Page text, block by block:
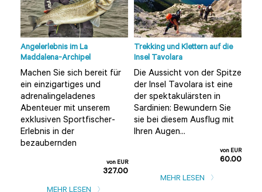
Angelerlebnis im La
Maddalena-Archipel
Machen Sie sich bereit für
ein einzigartiges und
adrenalingeladenes
Abenteuer mit unserem
exklusiven Sportfischer-
Erlebnis in der
bezaubernden
von EUR
327.00
Trekking und Klettern auf die
Insel Tavolara
Die Aussicht von der Spitze
der Insel Tavolara ist eine
der spektakulärsten in
Sardinien: Bewundern Sie
sie bei diesem Ausflug mit
Ihren Augen...
von EUR
60.00
MEHR LESEN